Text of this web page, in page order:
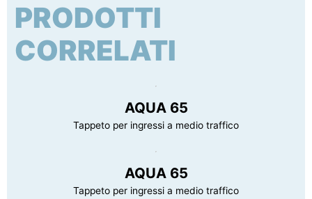
PRODOTTI
CORRELATI
AQUA 65
Tappeto per ingressi a medio traffico
AQUA 65
Tappeto per ingressi a medio traffico